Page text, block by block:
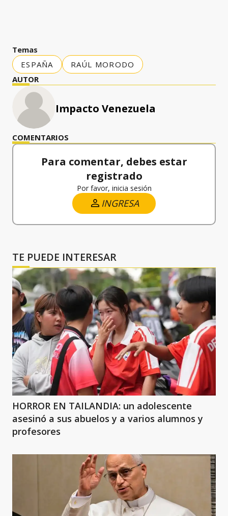
Temas
ESPAÑA
RAÚL MORODO
AUTOR
Impacto Venezuela
COMENTARIOS
Para comentar, debes estar
registrado
Por favor, inicia sesión
INGRESA
TE PUEDE INTERESAR
HORROR EN TAILANDIA: un adolescente
asesinó a sus abuelos y a varios alumnos y
profesores